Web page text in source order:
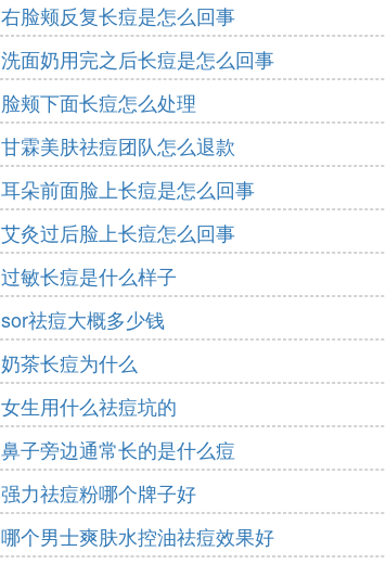
右脸颊反复长痘是怎么回事
洗面奶用完之后长痘是怎么回事
脸颊下面长痘怎么处理
甘霖美肤祛痘团队怎么退款
耳朵前面脸上长痘是怎么回事
艾灸过后脸上长痘怎么回事
过敏长痘是什么样子
sor祛痘大概多少钱
奶茶长痘为什么
女生用什么祛痘坑的
鼻子旁边通常长的是什么痘
强力祛痘粉哪个牌子好
哪个男士爽肤水控油祛痘效果好